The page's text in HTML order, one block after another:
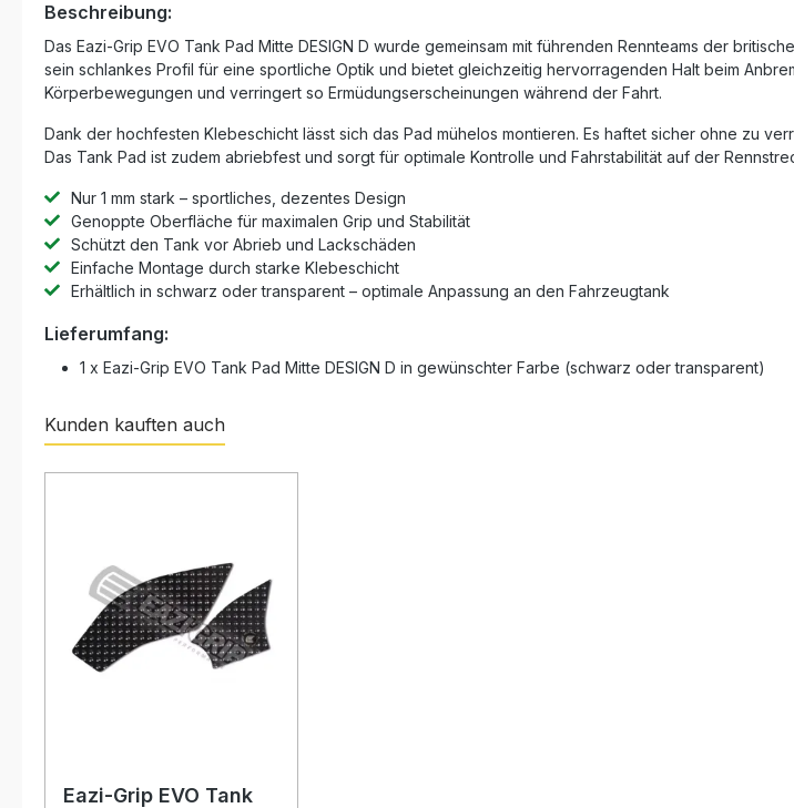
Beschreibung:
Das Eazi-Grip EVO Tank Pad Mitte DESIGN D wurde gemeinsam mit führenden Rennteams der
sein schlankes Profil für eine sportliche Optik und bietet gleichzeitig hervorragenden Halt beim
Körperbewegungen und verringert so Ermüdungserscheinungen während der Fahrt.
Dank der hochfesten Klebeschicht lässt sich das Pad mühelos montieren. Es haftet sicher ohne zu
Das Tank Pad ist zudem abriebfest und sorgt für optimale Kontrolle und Fahrstabilität auf der
Nur 1 mm stark – sportliches, dezentes Design
Genoppte Oberfläche für maximalen Grip und Stabilität
Schützt den Tank vor Abrieb und Lackschäden
Einfache Montage durch starke Klebeschicht
Erhältlich in schwarz oder transparent – optimale Anpassung an den Fahrzeugtank
Lieferumfang:
1 x Eazi-Grip EVO Tank Pad Mitte DESIGN D in gewünschter Farbe (schwarz oder transparent)
Kunden kauften auch
Eazi-Grip EVO Tank